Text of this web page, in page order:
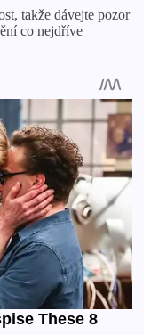
takže dávejte pozor
co nejdříve